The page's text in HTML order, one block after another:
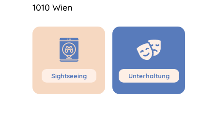
1010 Wien
Sightseeing Unterhaltung